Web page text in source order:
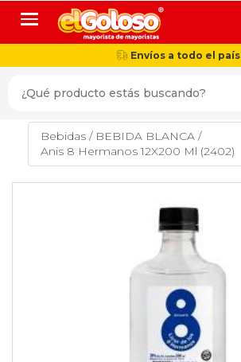
Toggle navigation
Envíos a todo el país
Bebidas / BEBIDA BLANCA /
Anis 8 Hermanos 12X200 Ml (2402)